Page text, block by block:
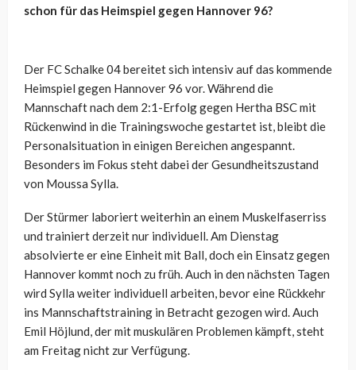
schon für das Heimspiel gegen Hannover 96?
Der FC Schalke 04 bereitet sich intensiv auf das kommende
Heimspiel gegen Hannover 96 vor. Während die
Mannschaft nach dem 2:1-Erfolg gegen Hertha BSC mit
Rückenwind in die Trainingswoche gestartet ist, bleibt die
Personalsituation in einigen Bereichen angespannt.
Besonders im Fokus steht dabei der Gesundheitszustand
von Moussa Sylla.
Der Stürmer laboriert weiterhin an einem Muskelfaserriss
und trainiert derzeit nur individuell. Am Dienstag
absolvierte er eine Einheit mit Ball, doch ein Einsatz gegen
Hannover kommt noch zu früh. Auch in den nächsten Tagen
wird Sylla weiter individuell arbeiten, bevor eine Rückkehr
ins Mannschaftstraining in Betracht gezogen wird. Auch
Emil Höjlund, der mit muskulären Problemen kämpft, steht
am Freitag nicht zur Verfügung.